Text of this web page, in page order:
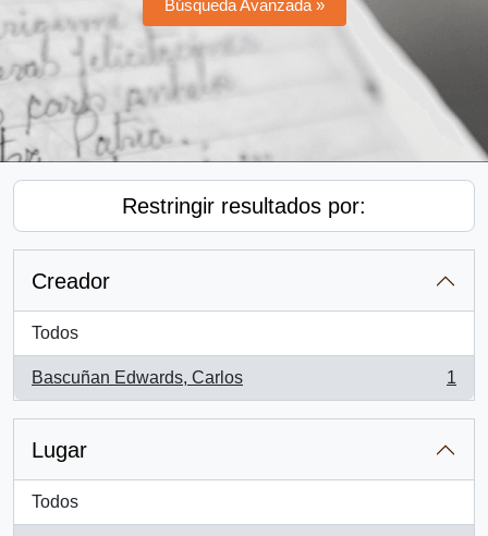
Búsqueda Avanzada »
Restringir resultados por:
Creador
Todos
Bascuñan Edwards, Carlos
, 1 resultados
1
Lugar
Todos